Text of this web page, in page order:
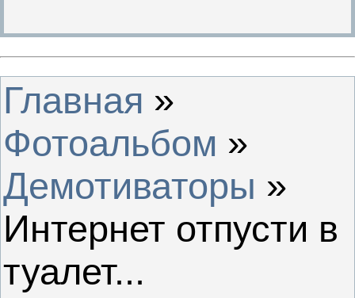
Главная »
Фотоальбом »
Демотиваторы »
Интернет отпусти в
туалет...